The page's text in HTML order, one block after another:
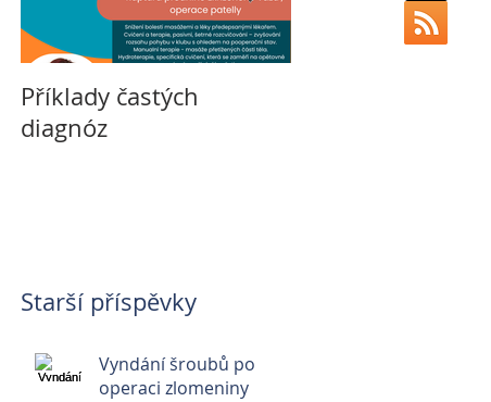
Příklady častých
diagnóz
Starší příspěvky
Vyndání šroubů po
operaci zlomeniny